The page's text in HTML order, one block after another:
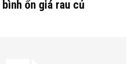
ổn giá rau củ